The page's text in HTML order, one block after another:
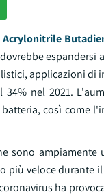
Acrylonitrile
espandersi
applicazioni di
nel 2021.
così come
sono ampiamente
più veloce durante
ha